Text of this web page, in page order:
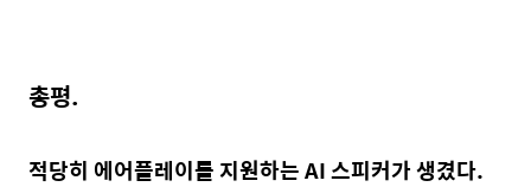
총평.
적당히 에어플레이를 지원하는 AI 스피커가 생겼다.